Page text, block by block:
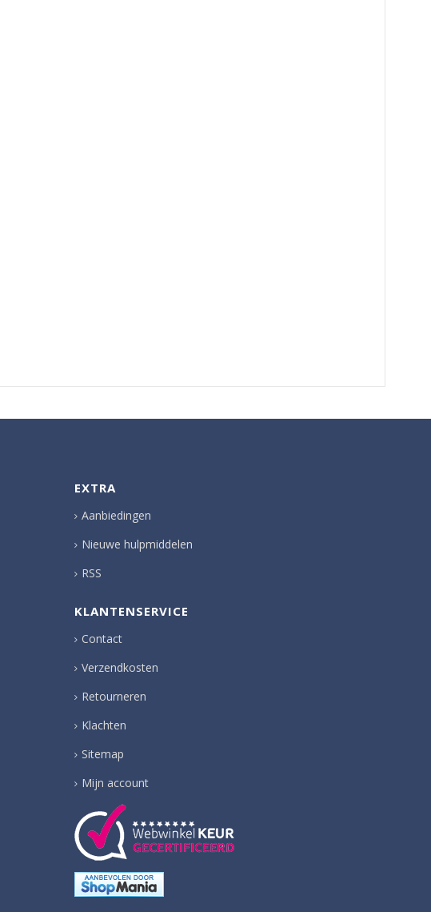
EXTRA
Aanbiedingen
Nieuwe hulpmiddelen
RSS
KLANTENSERVICE
Contact
Verzendkosten
Retourneren
Klachten
Sitemap
Mijn account